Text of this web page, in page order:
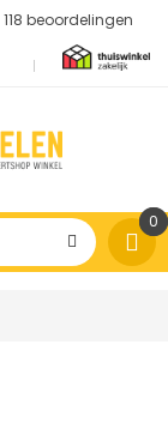
118 beoordelingen
0